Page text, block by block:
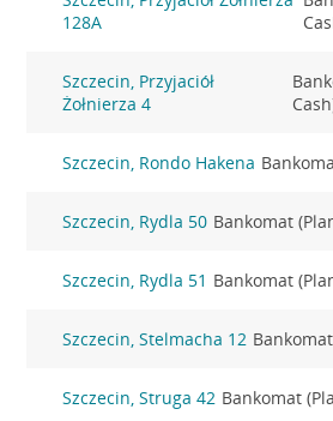
128A
Szczecin, Przyjaciół
Żołnierza 4
Szczecin, Rondo Hakena
Szczecin, Rydla 50 Bankomat
Szczecin, Rydla 51 Bankomat
Szczecin, Stelmacha 12
Szczecin, Struga 42 Bankomat